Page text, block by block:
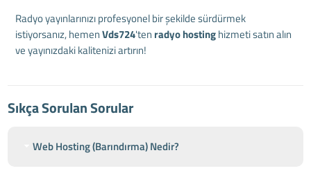
Radyo yayınlarınızı profesyonel bir şekilde sürdürmek
istiyorsanız, hemenVds724'ten radyo hostinghizmeti satın alın
ve yayınızdaki kalitenizi artırın!
Sıkça Sorulan Sorular
Web Hosting (Barındırma) Nedir?